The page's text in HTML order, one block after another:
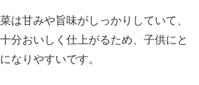
は甘みや旨味がしっかりしていて、
分おいしく仕上がるため、子供にと
なりやすいです。